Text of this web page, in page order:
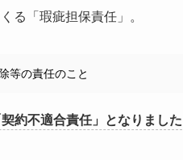
る「瑕疵担保責任」。
等の責任のこと
約不適合責任」となりました